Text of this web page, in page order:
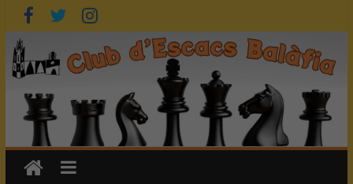
Skip
to
content